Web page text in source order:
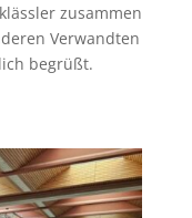
zusammen
Verwandten
begrüßt.